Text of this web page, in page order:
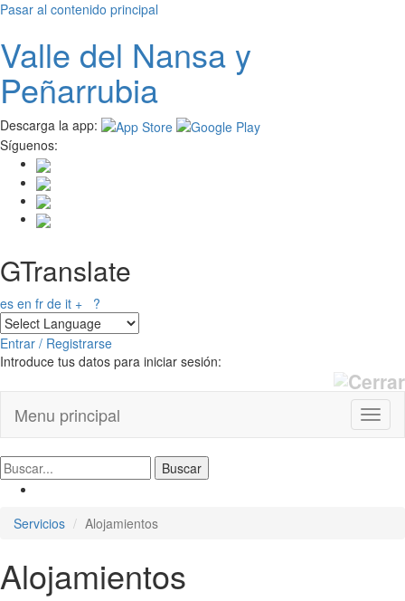
Pasar al contenido principal
Valle del Nansay
Peñarrubia
Descarga la app:
Síguenos:
GTranslate
es en fr de it + ?
Entrar / Registrarse
Introduce tus datos para iniciar sesión:
Menu principal
Servicios Alojamientos
Alojamientos